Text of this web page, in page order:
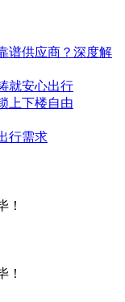
谱供应商？深度解
就安心出行
上下楼自由
行需求